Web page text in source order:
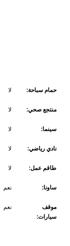
حمام سباحة: لا
منتجع صحي: لا
سينما: لا
نادي رياضي: لا
طاقم عمل: لا
ساونا: نعم
موقف
سيارات:
نعم